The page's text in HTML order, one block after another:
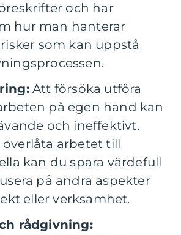
och har
hur man hanterar
som kan uppstå
Att försöka utföra
på egen hand kan
och ineffektivt.
arbetet till
kan du spara värdefull
på andra aspekter
eller verksamhet.
rådgivning: